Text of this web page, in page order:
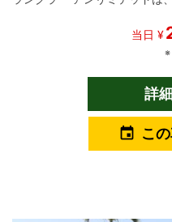
より、伝統的なデザインとキ
走行性能が大きく進化しました。 角張ったシルエットとア
ン。 流行に左右されないスタ
い存在感を放ち、写真映えす
すく、余裕のある走りを実現
当日 ¥
※
詳
event こ